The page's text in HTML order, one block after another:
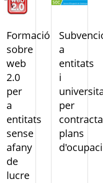
Formació
sobre
web
2.0
per
a
entitats
sense
afany
de
lucre
a
entitats
i
per
plans